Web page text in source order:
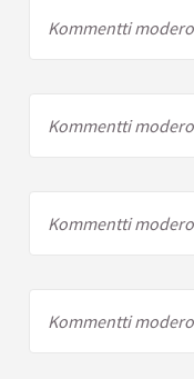
Kommentti
Kommentti
Kommentti
Kommentti